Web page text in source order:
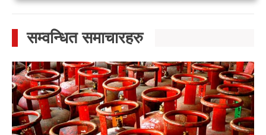
सम्वन्धित समाचारहरु